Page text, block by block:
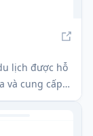
lịch được hỗ
và cung cấp